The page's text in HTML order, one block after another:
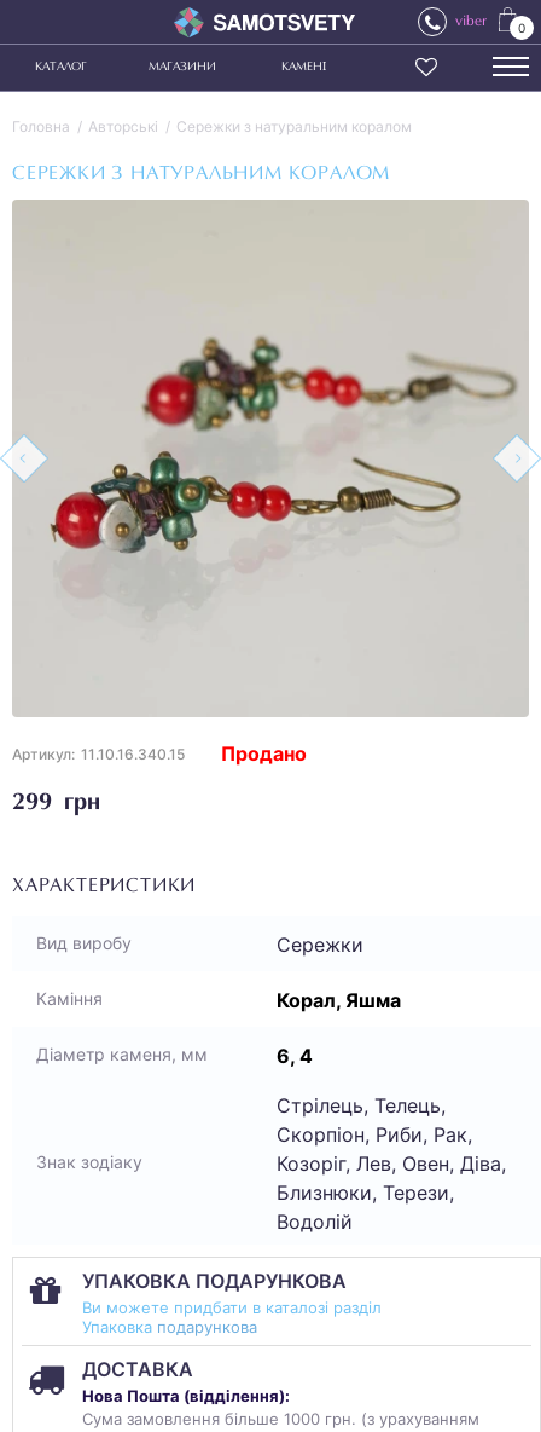
viber 0
КАТАЛОГ МАГАЗИНИ КАМЕНІ
Головна Авторські Сережки з натуральним коралом
СЕРЕЖКИ З НАТУРАЛЬНИМ КОРАЛОМ
Артикул: 11.10.16.340.15
299 грн
Продано
ХАРАКТЕРИСТИКИ
Вид виробу Сережки
Каміння Корал, Яшма
Діаметр каменя, мм 6, 4
Знак зодіаку
Стрілець, Телець,
Скорпіон, Риби, Рак,
Козоріг, Лев, Овен, Діва,
Близнюки, Терези,
Водолій
УПАКОВКА ПОДАРУНКОВА
Ви можете придбати в каталозі разділ
Упаковка подарункова
ДОСТАВКА
Нова Пошта (відділення):
Сума замовлення більше 1000 грн. (з урахуванням